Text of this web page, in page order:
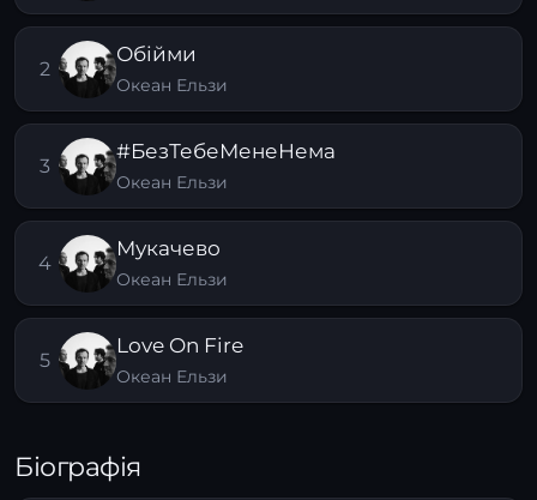
2
Обійми
Океан Ельзи
3
#БезТебеМенеНема
Океан Ельзи
4
Мукачево
Океан Ельзи
5
Love On Fire
Океан Ельзи
Біографія